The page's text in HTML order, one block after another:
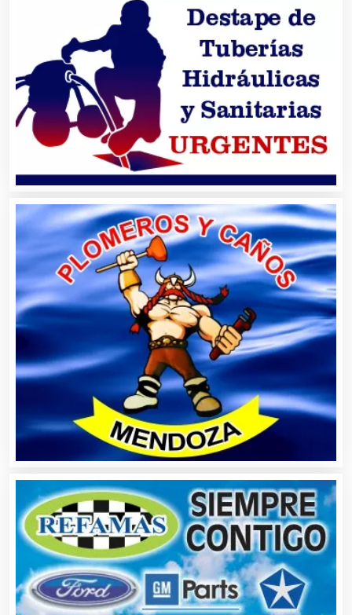
Artesanías
Artículos de Oficina
Artículos de Piel
Artículos Deportivos
Artículos Importados
Artículos para el Hogar
Artículos para Regalos
Artículos Personales
Artículos Publicitarios
Aseguradoras
Asesores Técnicos
Asesoría Fiscal